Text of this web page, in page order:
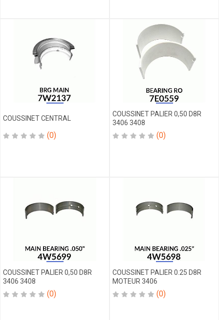
PONT
SOCKET
SCREW
SWITCH
GRAISSEUR
TOUS
VALVE
VILEBREQUIN
COUSSINET CENTRAL
(0)
COUSSINET PALIER 0,50 D8R
3406 3408
(0)
COUSSINET PALIER 0,50 D8R
3406 3408
(0)
COUSSINET PALIER 0.25 D8R
MOTEUR 3406
(0)